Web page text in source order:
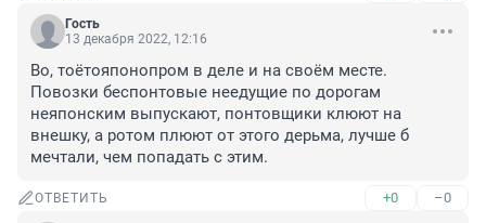
Гость
13 декабря 2022, 12:16
Во, тоётояпонопром в деле и на своём месте.
Повозки беспонтовые неедущие по дорогам
неяпонским выпускают, понтовщики клюют на
внешку, а ротом плюют от этого дерьма, лучше б
мечтали, чем попадать с этим.
ОТВЕТИТЬ +0 –0